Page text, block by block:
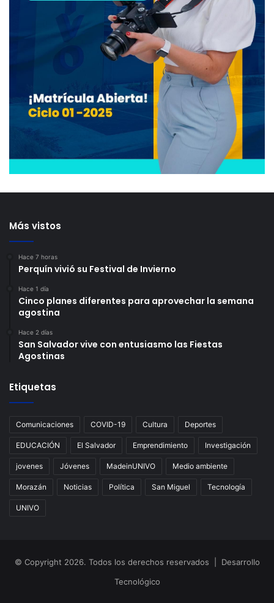
Más vistos
Hace 7 horas
Perquín vivió su Festival de Invierno
Hace 1 día
Cinco planes diferentes para aprovechar la semana
agostina
Hace 2 días
San Salvador vive con entusiasmo las Fiestas
Agostinas
Etiquetas
Comunicaciones COVID-19 Cultura Deportes
EDUCACIÓN El Salvador Emprendimiento Investigación
jovenes Jóvenes MadeinUNIVO Medio ambiente
Morazán Noticias Política San Miguel Tecnología
UNIVO
© Copyright 2026. Todos los derechos reservados | Desarrollo
Tecnológico